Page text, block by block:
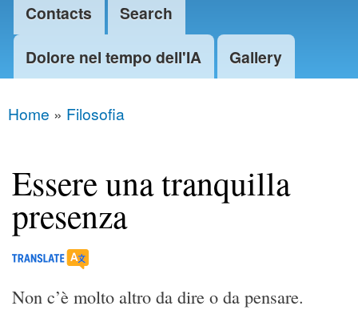
Contacts
Search
Dolore nel tempo dell'IA
Gallery
You are here
Home » Filosofia
Essere una tranquilla
presenza
Non c’è molto altro da dire o da pensare.